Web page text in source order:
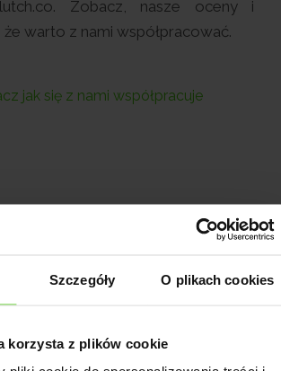
Szczegóły O plikach cookies
korzysta z plików cookie
Zobacz, nasze oceny i
że warto z nami współpracować.
jak się z nami współpracuje